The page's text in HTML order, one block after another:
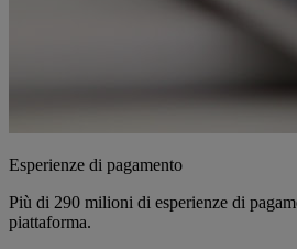
Esperienze di pagamento
Più di 290 milioni di esperienze di
piattaforma.